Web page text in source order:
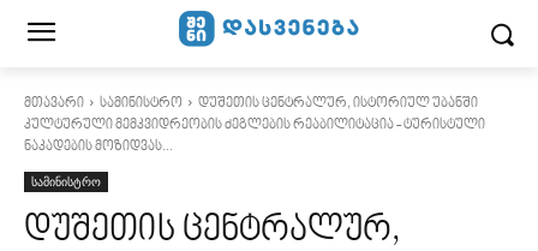
მთავარი სამინისტრო
დუშეთის ცენტრალურ, ისტორიულ უბანში
კულტურული მემკვიდრეობის ძეგლების რეაბილიტაცია - ტურისტული
ნაკადების მოზიდვას...
სამინისტრო
დუშეთის ცენტრალურ,